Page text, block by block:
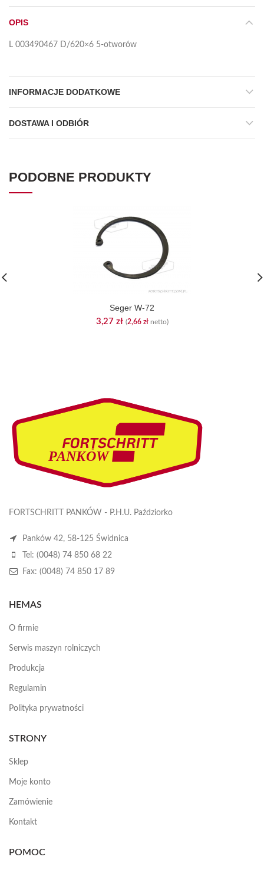
OPIS
L 003490467 D/620×6 5-otworów
INFORMACJE DODATKOWE
DOSTAWA I ODBIÓR
PODOBNE PRODUKTY
Seger W-72
3,27 zł (2,66 złnetto)
FORTSCHRITT PANKÓW - P.H.U. Paździorko
Panków 42, 58-125 Świdnica
Tel: (0048) 74 850 68 22
Fax: (0048) 74 850 17 89
HEMAS
O firmie
Serwis maszyn rolniczych
Produkcja
Regulamin
Polityka prywatności
STRONY
Sklep
Moje konto
Zamówienie
Kontakt
POMOC